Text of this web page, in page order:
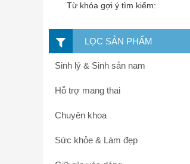
Từ khóa gợi ý tìm kiếm:
LỌC SẢN PHẨM
Sinh lý & Sinh sản nam
Hỗ trợ mang thai
Chuyên khoa
Sức khỏe & Làm đẹp